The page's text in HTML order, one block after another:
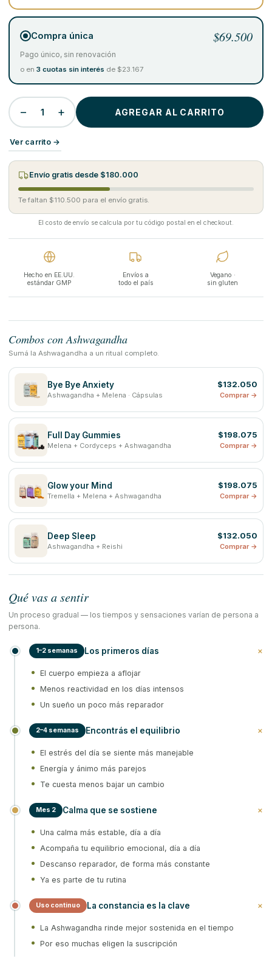
Compra única $69.500
Pago único, sin renovación
o en 3 cuotas sin interés de $23.167
− 1 + AGREGAR AL CARRITO
Ver carrito →
Envío gratis desde $180.000
Te faltan $110.500 para el envío gratis.
El costo de envío se calcula por tu código postal en el checkout.
Hecho en EE.UU.
estándar GMP
Envíos a
todo el país
Vegano ·
sin gluten
Combos con Ashwagandha
Sumá la Ashwagandha a un ritual completo.
Bye Bye Anxiety
Ashwagandha + Melena · Cápsulas
$132.050
Comprar →
Full Day Gummies
Melena + Cordyceps + Ashwagandha
$198.075
Comprar →
Glow your Mind
Tremella + Melena + Ashwagandha
$198.075
Comprar →
Deep Sleep
Ashwagandha + Reishi
$132.050
Comprar →
Qué vas a sentir
Un proceso gradual — los tiempos y sensaciones varían de persona a
persona.
1–2 semanas Los primeros días +
El cuerpo empieza a aflojar
Menos reactividad en los días intensos
Un sueño un poco más reparador
2–4 semanas Encontrás el equilibrio +
El estrés del día se siente más manejable
Energía y ánimo más parejos
Te cuesta menos bajar un cambio
Mes 2 Calma que se sostiene +
Una calma más estable, día a día
Acompaña tu equilibrio emocional, día a día
Descanso reparador, de forma más constante
Ya es parte de tu rutina
Uso continuo La constancia es la clave +
La Ashwagandha rinde mejor sostenida en el tiempo
Por eso muchas eligen la suscripción